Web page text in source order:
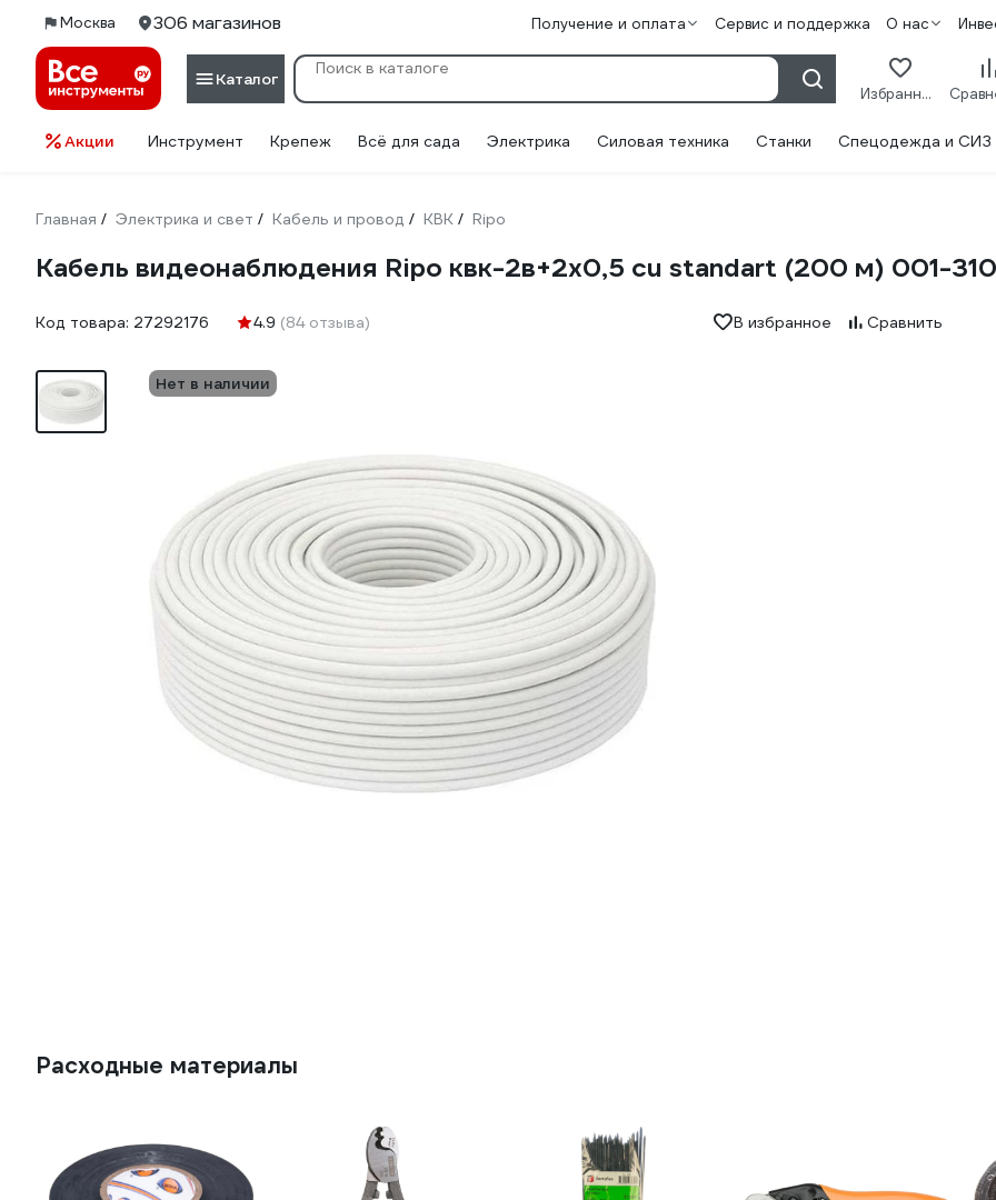
Москва 306 магазинов Получение и оплата Сервис и поддержка О нас
Каталог
Избранное
Акции Инструмент Крепеж Всё для сада Электрика Силовая техника Станки Спецодежда и СИЗ
Главная / Электрика и свет / Кабель и провод / КВК / Ripo
Кабель видеонаблюдения Ripo квк-2в+2x0,5 cu standart (200 м) 001-
Код товара: 27292176 4.9 (84 отзыва) В избранное Сравнить
Нет в наличии
Расходные материалы